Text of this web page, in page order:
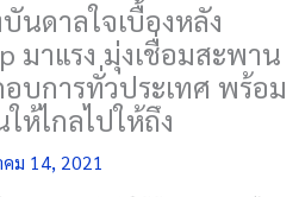
นดาลใจเบื้องหลัง
มาแรง มุ่งเชื่อมสะพาน
บการทั่วประเทศ พร้อม
ห้ไกลไปให้ถึง
ม 14, 2021